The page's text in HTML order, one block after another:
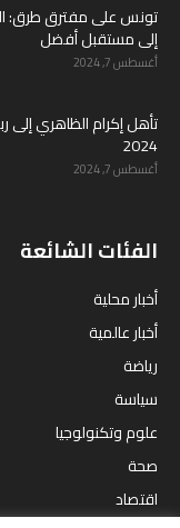
تونس على مفترق طرق:
إلى مستقبل أفضل
أغسطس 7, 2024
تأهل إكرام الظاهري إلى
2024
أغسطس 7, 2024
الفئات الشائعة
أخبار محلية
أخبار عالمية
رياضة
سياسة
علوم وتكنولوجيا
صحة
اقتصاد